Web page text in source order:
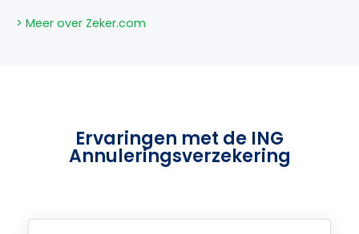
> Meer over Zeker.com
Ervaringen met de ING
Annuleringsverzekering